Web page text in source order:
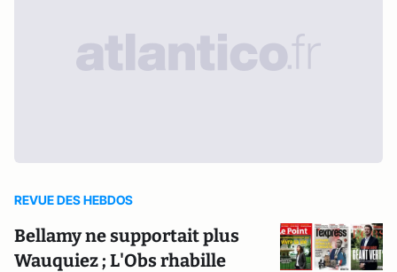
REVUE DES HEBDOS
Bellamy ne supportait plus
Wauquiez ; L'Obs rhabille